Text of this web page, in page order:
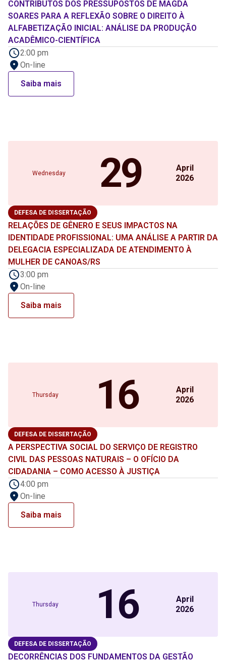
CONTRIBUTOS DOS PRESSUPOSTOS DE MAGDA
SOARES PARA A REFLEXÃO SOBRE O DIREITO À
ALFABETIZAÇÃO INICIAL: ANÁLISE DA PRODUÇÃO
ACADÊMICO-CIENTÍFICA
2:00 pm
On-line
Saiba mais
Wednesday 29
April
2026
DEFESA DE DISSERTAÇÃO
RELAÇÕES DE GÊNERO E SEUS IMPACTOS NA
IDENTIDADE PROFISSIONAL: UMA ANÁLISE A PARTIR DA
DELEGACIA ESPECIALIZADA DE ATENDIMENTO À
MULHER DE CANOAS/RS
3:00 pm
On-line
Saiba mais
Thursday 16
April
2026
DEFESA DE DISSERTAÇÃO
A PERSPECTIVA SOCIAL DO SERVIÇO DE REGISTRO
CIVIL DAS PESSOAS NATURAIS – O OFÍCIO DA
CIDADANIA – COMO ACESSO À JUSTIÇA
4:00 pm
On-line
Saiba mais
Thursday 16
April
2026
DEFESA DE DISSERTAÇÃO
DECORRÊNCIAS DOS FUNDAMENTOS DA GESTÃO